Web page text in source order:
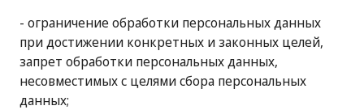
- ограничение обработки персональных данных
при достижении конкретных и законных целей,
запрет обработки персональных данных,
несовместимых с целями сбора персональных
данных;